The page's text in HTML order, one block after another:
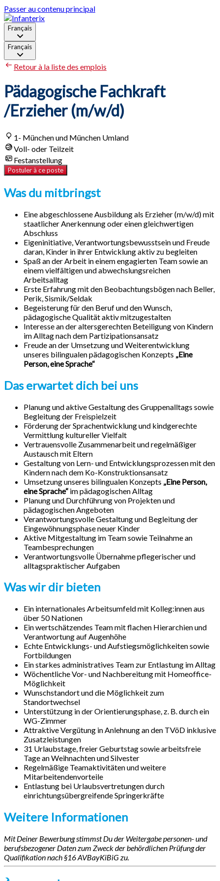
Passer au contenu principal
Français
Français
Retour à la liste des emplois
Pädagogische Fachkraft
/Erzieher (m/w/d)
1- München und München Umland
Voll- oder Teilzeit
Festanstellung
Postuler à ce poste
Was du mitbringst
Eine abgeschlossene Ausbildung als Erzieher (m/w/d) mit
staatlicher Anerkennung oder einen gleichwertigen
Abschluss
Eigeninitiative, Verantwortungsbewusstsein und Freude
daran, Kinder in ihrer Entwicklung aktiv zu begleiten
Spaß an der Arbeit in einem engagierten Team sowie an
einem vielfältigen und abwechslungsreichen
Arbeitsalltag
Erste Erfahrung mit den Beobachtungsbögen nach Beller,
Perik, Sismik/Seldak
Begeisterung für den Beruf und den Wunsch,
pädagogische Qualität aktiv mitzugestalten
Interesse an der altersgerechten Beteiligung von Kindern
im Alltag nach dem Partizipationsansatz
Freude an der Umsetzung und Weiterentwicklung
unseres bilingualen pädagogischen Konzepts „Eine
Person, eine Sprache“
Das erwartet dich bei uns
Planung und aktive Gestaltung des Gruppenalltags sowie
Begleitung der Freispielzeit
Förderung der Sprachentwicklung und kindgerechte
Vermittlung kultureller Vielfalt
Vertrauensvolle Zusammenarbeit und regelmäßiger
Austausch mit Eltern
Gestaltung von Lern- und Entwicklungsprozessen mit den
Kindern nach dem Ko-Konstruktionsansatz
Umsetzung unseres bilingualen Konzepts „Eine Person,
eine Sprache“ im pädagogischen Alltag
Planung und Durchführung von Projekten und
pädagogischen Angeboten
Verantwortungsvolle Gestaltung und Begleitung der
Eingewöhnungsphase neuer Kinder
Aktive Mitgestaltung im Team sowie Teilnahme an
Teambesprechungen
Verantwortungsvolle Übernahme pflegerischer und
alltagspraktischer Aufgaben
Was wir dir bieten
Ein internationales Arbeitsumfeld mit Kolleg:innen aus
über 50 Nationen
Ein wertschätzendes Team mit flachen Hierarchien und
Verantwortung auf Augenhöhe
Echte Entwicklungs- und Aufstiegsmöglichkeiten sowie
Fortbildungen
Ein starkes administratives Team zur Entlastung im Alltag
Wöchentliche Vor- und Nachbereitung mit Homeoffice-
Möglichkeit
Wunschstandort und die Möglichkeit zum
Standortwechsel
Unterstützung in der Orientierungsphase, z. B. durch ein
WG-Zimmer
Attraktive Vergütung in Anlehnung an den TVöD inklusive
Zusatzleistungen
31 Urlaubstage, freier Geburtstag sowie arbeitsfreie
Tage an Weihnachten und Silvester
Regelmäßige Teamaktivitäten und weitere
Mitarbeitendenvorteile
Entlastung bei Urlaubsvertretungen durch
einrichtungsübergreifende Springerkräfte
Weitere Informationen
Mit Deiner Bewerbung stimmst Du der Weitergabe personen- und
berufsbezogener Daten zum Zweck der behördlichen Prüfung der
Qualifikation nach §16 AVBayKiBiG zu.